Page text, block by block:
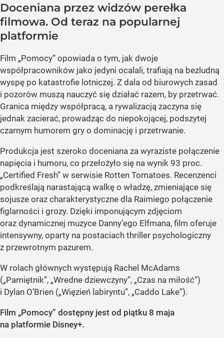
Doceniana przez widzów perełka
filmowa. Od teraz na popularnej
platformie
Film „Pomocy” opowiada o tym, jak dwoje
współpracowników jako jedyni ocalali, trafiają na bezludną
wyspę po katastrofie lotniczej. Z dala od biurowych zasad
i pozorów muszą nauczyć się działać razem, by przetrwać.
Granica między współpracą, a rywalizacją zaczyna się
jednak zacierać, prowadząc do niepokojącej, podszytej
czarnym humorem gry o dominację i przetrwanie.
Produkcja jest szeroko doceniana za wyraziste połączenie
napięcia i humoru, co przełożyło się na wynik 93 proc.
„Certified Fresh” w serwisie Rotten Tomatoes. Recenzenci
podkreślają narastającą walkę o władzę, zmieniające się
sojusze oraz charakterystyczne dla Raimiego połączenie
figlarności i grozy. Dzięki imponującym zdjęciom
oraz dynamicznej muzyce Danny’ego Elfmana, film oferuje
intensywny, oparty na postaciach thriller psychologiczny
z przewrotnym pazurem.
W rolach głównych występują Rachel McAdams
(„Pamiętnik”, „Wredne dziewczyny”, „Czas na miłość”)
i Dylan O’Brien („Więzień labiryntu”, „Caddo Lake”).
Film „Pomocy” dostępny jest od piątku 8 maja
na platformie Disney+.